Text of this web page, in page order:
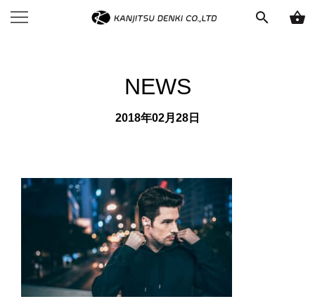
search shopping_basket
NEWS
2018年02月28日